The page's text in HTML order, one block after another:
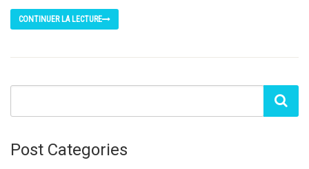
CONTINUER LA LECTURE
Post Categories